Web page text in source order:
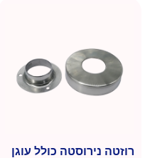
רוזטה נירוסטה כולל עוגן